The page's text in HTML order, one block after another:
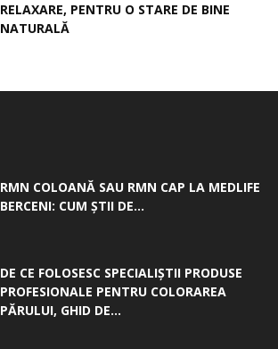
RELAXARE, PENTRU O STARE DE BINE
NATURALĂ
RMN COLOANĂ SAU RMN CAP LA MEDLIFE
BERCENI: CUM ȘTII DE...
DE CE FOLOSESC SPECIALIȘTII PRODUSE
PROFESIONALE PENTRU COLORAREA
PĂRULUI, GHID DE...